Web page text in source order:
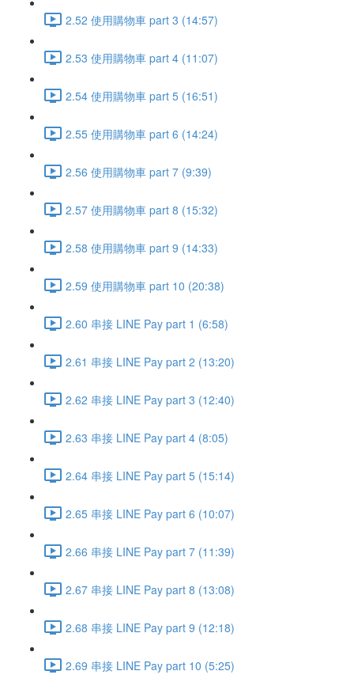
2.52 使用購物車 part 3 (14:57)
2.53 使用購物車 part 4 (11:07)
2.54 使用購物車 part 5 (16:51)
2.55 使用購物車 part 6 (14:24)
2.56 使用購物車 part 7 (9:39)
2.57 使用購物車 part 8 (15:32)
2.58 使用購物車 part 9 (14:33)
2.59 使用購物車 part 10 (20:38)
2.60 串接 LINE Pay part 1 (6:58)
2.61 串接 LINE Pay part 2 (13:20)
2.62 串接 LINE Pay part 3 (12:40)
2.63 串接 LINE Pay part 4 (8:05)
2.64 串接 LINE Pay part 5 (15:14)
2.65 串接 LINE Pay part 6 (10:07)
2.66 串接 LINE Pay part 7 (11:39)
2.67 串接 LINE Pay part 8 (13:08)
2.68 串接 LINE Pay part 9 (12:18)
2.69 串接 LINE Pay part 10 (5:25)